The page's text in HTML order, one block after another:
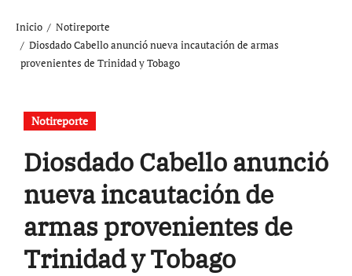
Inicio
Notireporte
Diosdado Cabello anunció nueva incautación de armas
provenientes de Trinidad y Tobago
Notireporte
Diosdado Cabello anunció
nueva incautación de
armas provenientes de
Trinidad y Tobago